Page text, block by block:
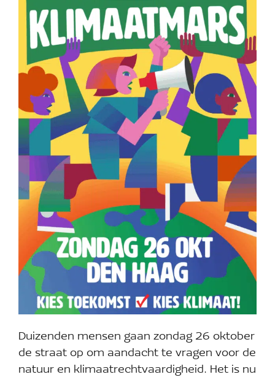
Duizenden mensen gaan zondag 26 oktober
de straat op om aandacht te vragen voor de
natuur en klimaatrechtvaardigheid. Het is nu